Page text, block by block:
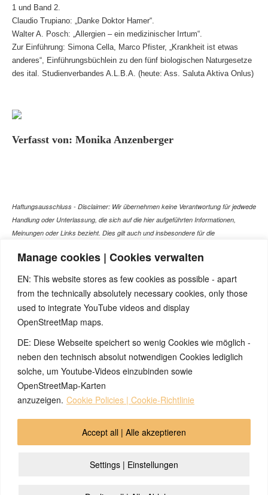
Manage cookies | Cookies verwalten
EN: This website stores as few cookies as possible - apart
from the technically absolutely necessary cookies, only those
used to integrate YouTube videos and display
OpenStreetMap maps.
DE: Diese Webseite speichert so wenig Cookies wie möglich -
neben den technisch absolut notwendigen Cookies lediglich
solche, um Youtube-Videos einzubinden sowie
OpenStreetMap-Karten
anzuzeigen. Cookie Policies | Cookie-Richtlinie
Settings | Einstellungen
Accept all | Alle akzeptieren
1 und Band 2.
Claudio Trupiano: „Danke Doktor Hamer“.
Walter A. Posch: „Allergien – ein medizinischer Irrtum“.
Zur Einführung: Simona Cella, Marco Pfister, „Krankheit ist etwas
anderes“, Einführungsbüchlein zu den fünf biologischen Naturgesetze
des ital. Studienverbandes A.L.B.A. (heute: Ass. Saluta Aktiva Onlus)
Verfasst von: Monika Anzenberger
Haftungsausschluss - Disclaimer: Wir übernehmen keine Verantwortung für jedwede
Handlung oder Unterlassung, die sich auf die hier aufgeführten Informationen,
Meinungen oder Links bezieht. Dies gilt auch und insbesondere für die
Gespräch mit dem Arzt Ihres Vertrauens darstellen können. Bei den Texten auf
Versuch einer Diagnose oder Behandlung! Wir übernehmen keinerlei Gewähr für die
Korrektheit, Aktualität, Vollständigkeit oder Qualität der Informationen auf dieser
Website. Zusätzlich müssen wir jede Haftung oder Garantie ausschließen. Dies gilt
auch für alle Verweise (Links), die direkt oder indirekt angeboten werden. Wir
können für die Inhalte solcher externen Sites, die Sie mittels eines Links oder
sonstiger Hinweise erreichen, keine Verantwortung übernehmen. Ferner haften wir
nicht für direkte oder indirekte Schäden, die auf Informationen zurückgeführt werden
können, die auf diesen externen Websites stehen
© 2026 by Ingmar Marquardt
Política de privacidad Contacto